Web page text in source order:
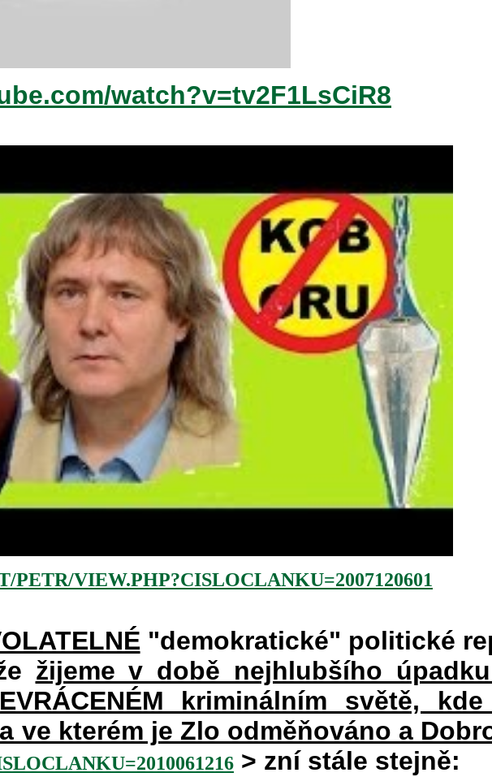
watch?v=tv2F1LsCiR8
VIEW.PHP?CISLOCLANKU=2007120601
"demokratické" politické
žijeme v době nejhlubšího
kriminálním světě,
ve kterém je Zlo odměňováno a
> zní stále stejně: